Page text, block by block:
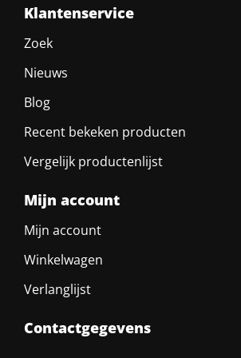
Klantenservice
Zoek
Nieuws
Blog
Recent bekeken producten
Vergelijk productenlijst
Mijn account
Mijn account
Winkelwagen
Verlanglijst
Contactgegevens